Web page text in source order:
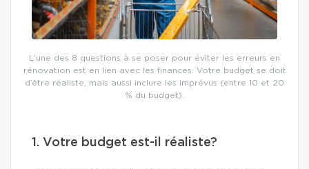
L’une des 8 questions à se poser pour éviter les erreurs en
rénovation est en lien avec les finances. Votre budget se doit
d’être réaliste, mais aussi inclure les imprévus (entre 10 et 20
% du budget).
1. Votre budget est-il réaliste?